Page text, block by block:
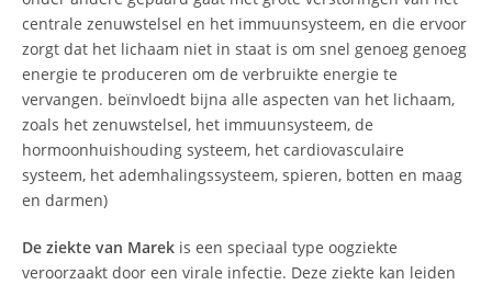
centrale zenuwstelsel en het immuunsysteem, en die ervoor
zorgt dat het lichaam niet in staat is om snel genoeg genoeg
energie te produceren om de verbruikte energie te
vervangen. beïnvloedt bijna alle aspecten van het lichaam,
zoals het zenuwstelsel, het immuunsysteem, de
hormoonhuishouding systeem, het cardiovasculaire
systeem, het ademhalingssysteem, spieren, botten en maag
en darmen)
De ziekte van Marek is een speciaal type oogziekte
veroorzaakt door een virale infectie. Deze ziekte kan leiden